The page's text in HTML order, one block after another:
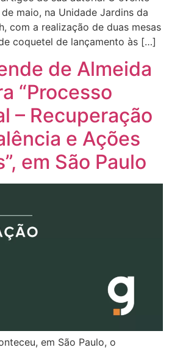
maio, na Unidade Jardins da
com a realização de duas mesas
coquetel de lançamento às […]
de Almeida
“Processo
– Recuperação
e Ações
em São Paulo
em São Paulo, o